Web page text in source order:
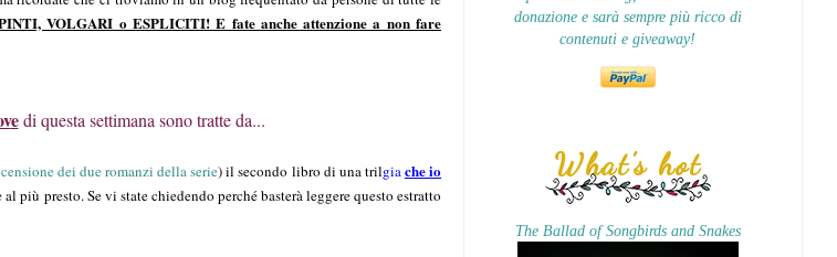
VOLGARI o ESPLICITI! E fate anche attenzione a non fare
e di questa settimana sono tratte da...
dei due romanzi della serie) il secondo libro di una trilgiache io
al più presto. Se vi state chiedendo perché basterà leggere questo estratto
donazione e sarà sempre più ricco di
contenuti e giveaway!
What's hot
The Ballad of Songbirds and Snakes